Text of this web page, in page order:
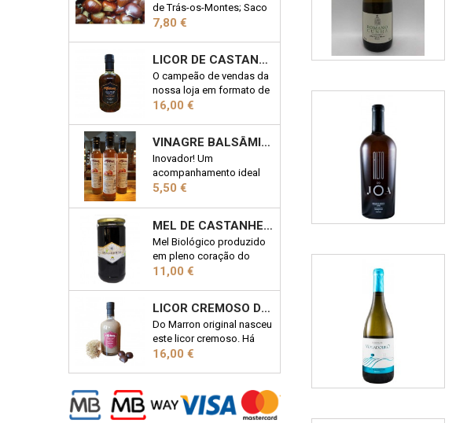
de Trás-os-Montes; Saco
de 1kg
Preço
7,80 €
LICOR DE CASTANHA MARRON 50CL
O campeão de vendas da
nossa loja em formato de
50cl; 19% Vol
Preço
16,00 €
VINAGRE BALSÂMICO COM CASTANHA 25CL
Inovador! Um
acompanhamento ideal
em qualquer salada!
Preço
5,50 €
MEL DE CASTANHEIRO BIOLÓGICO 1KG
Mel Biológico produzido
em pleno coração do
Parque Natural de
Portugal. Frasco de 1kg
Preço
11,00 €
LICOR CREMOSO DE CASTANHA 50CL
Do Marron original nasceu
este licor cremoso. Há
quem lhe chame o
Preço
16,00 €